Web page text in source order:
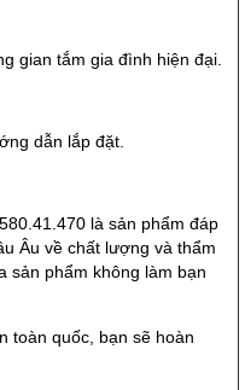
gian tắm gia đình hiện đại.
dẫn lắp đặt.
là sản phẩm đáp
Âu về chất lượng và thẩm
sản phẩm không làm bạn
toàn quốc, bạn sẽ hoàn